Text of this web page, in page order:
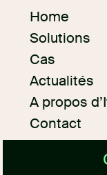
Home
Solutions
Cas
Actualités
A propos
Contact